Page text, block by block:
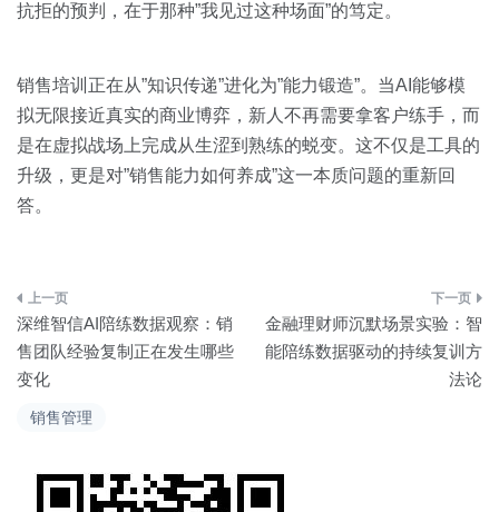
销售管理
抗拒的预判，在于那种”我见过这种场面”的笃定。
销售培训正在从”知识传递”进化为”能力锻造”。当AI能够模
拟无限接近真实的商业博弈，新人不再需要拿客户练手，而
是在虚拟战场上完成从生涩到熟练的蜕变。这不仅是工具的
升级，更是对”销售能力如何养成”这一本质问题的重新回
答。
文
章
导
深维智信AI陪练数据观察：销
售团队经验复制正在发生哪些
变化
金融理财师沉默场景实验：智
能陪练数据驱动的持续复训方
法论